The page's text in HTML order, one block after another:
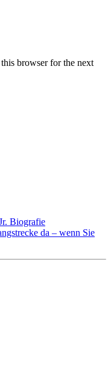
browser for the next
Biografie
da – wenn Sie